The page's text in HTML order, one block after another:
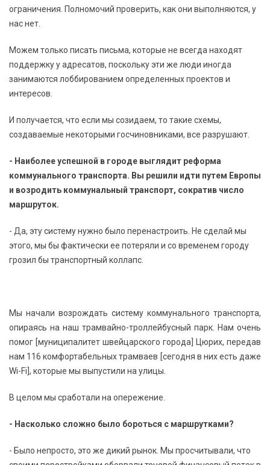
ограничения. Полномочий проверить, как они выполняются, у
нас нет.
Можем только писать письма, которые не всегда находят
поддержку у адресатов, поскольку эти же люди иногда
занимаются лоббированием определенных проектов и
интересов.
И получается, что если мы созидаем, то такие схемы,
создаваемые некоторыми госчиновниками, все разрушают.
- Наиболее успешной в городе выглядит реформа
коммунального транспорта. Вы решили идти путем Европы
и возродить коммунальный транспорт, сократив число
маршруток.
- Да, эту систему нужно было перенастроить. Не сделай мы
этого, мы бы фактически ее потеряли и со временем городу
грозил бы транспортный коллапс.
Мы начали возрождать систему коммунального транспорта,
опираясь на наш трамвайно-троллейбусный парк. Нам очень
помог [муниципалитет швейцарского города] Цюрих, передав
нам 116 комфортабельных трамваев [сегодня в них есть даже
Wi-Fi], которые мы выпустили на улицы.
В целом мы сработали на опережение.
- Насколько сложно было бороться с маршрутками?
- Было непросто, это же дикий рынок. Мы просчитывали, что